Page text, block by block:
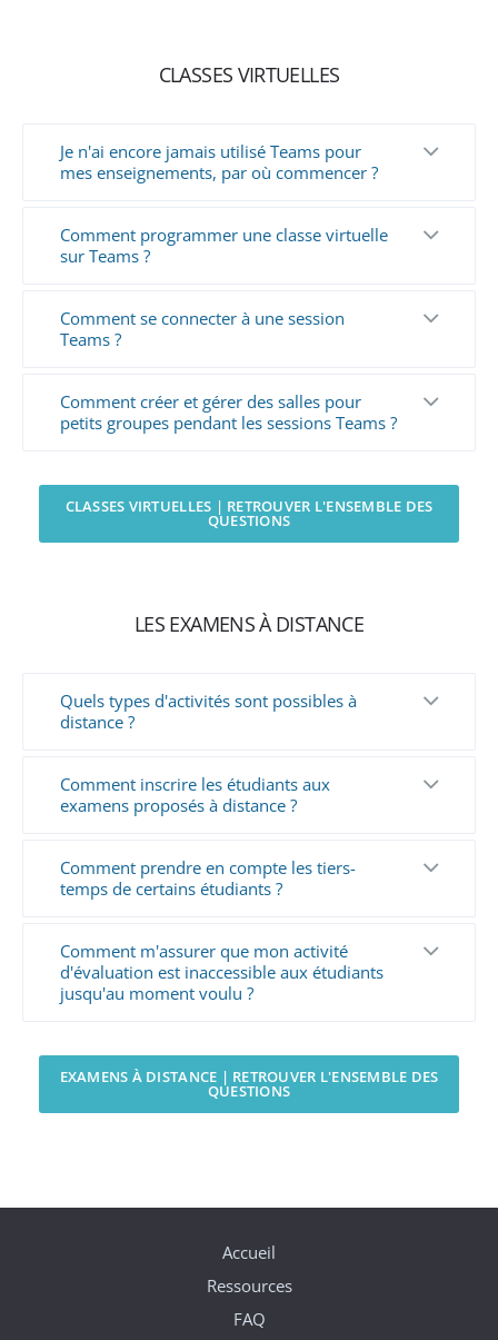
CLASSES VIRTUELLES
Je n'ai encore jamais utilisé Teams pour
mes enseignements, par où commencer ?
Comment programmer une classe virtuelle
sur Teams ?
Comment se connecter à une session
Teams ?
Comment créer et gérer des salles pour
petits groupes pendant les sessions Teams ?
CLASSES VIRTUELLES | RETROUVER L'ENSEMBLE DES
QUESTIONS
LES EXAMENS À DISTANCE
Quels types d'activités sont possibles à
distance ?
Comment inscrire les étudiants aux
examens proposés à distance ?
Comment prendre en compte les tiers-
temps de certains étudiants ?
Comment m'assurer que mon activité
d'évaluation est inaccessible aux étudiants
jusqu'au moment voulu ?
EXAMENS À DISTANCE | RETROUVER L'ENSEMBLE DES
QUESTIONS
Accueil
Ressources
FAQ